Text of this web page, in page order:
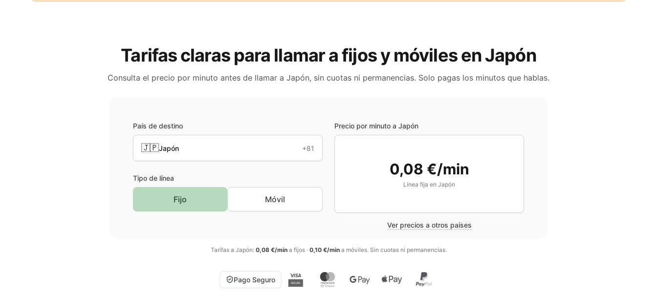
Tarifas claras para llamar a fijos y móviles enJapón
Consulta el precio por minuto antes de llamar a Japón, sin cuotas ni permanencias. Solo pagas los minutos que hablas.
País de destino
🇯🇵Japón +81
Tipo de línea
Fijo Móvil
Precio por minuto a Japón
0,08 €/min
Línea fija en Japón
Ver precios a otros países
Tarifas a Japón: 0,08 €/mina fijos· 0,10 €/mina móviles. Sin cuotas ni permanencias.
Pago Seguro